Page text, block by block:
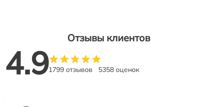
Отзывы клиентов
4.91799 отзывов 5358 оценок